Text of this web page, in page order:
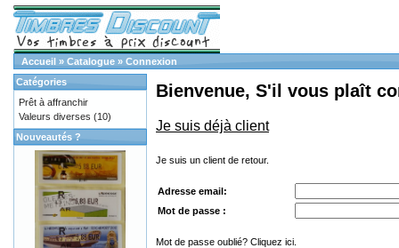
Accueil » Catalogue » Connexion
Bienvenue, S'il vous plaît
Je suis déjà client
Je suis un client de retour.
Adresse email:
Mot de passe :
Mot de passe oublié? Cliquez ici.
Catégories
Prêt à affranchir
Valeurs diverses (10)
Nouveautés ?